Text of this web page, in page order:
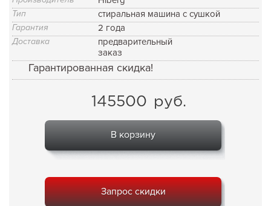
Тип стиральная машина с сушкой
Гарантия 2 года
Доставка
предварительный
заказ
Гарантированная скидка!
145500 руб.
В корзину
Запрос скидки